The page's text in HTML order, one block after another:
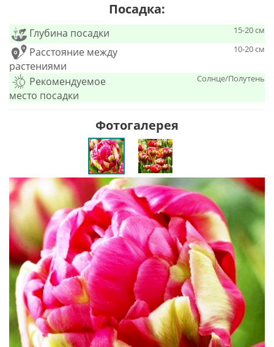
Посадка:
Глубина посадки 15-20 см
Расстояние между
растениями
10-20 см
Рекомендуемое
место посадки
Солнце/Полутень
Фотогалерея